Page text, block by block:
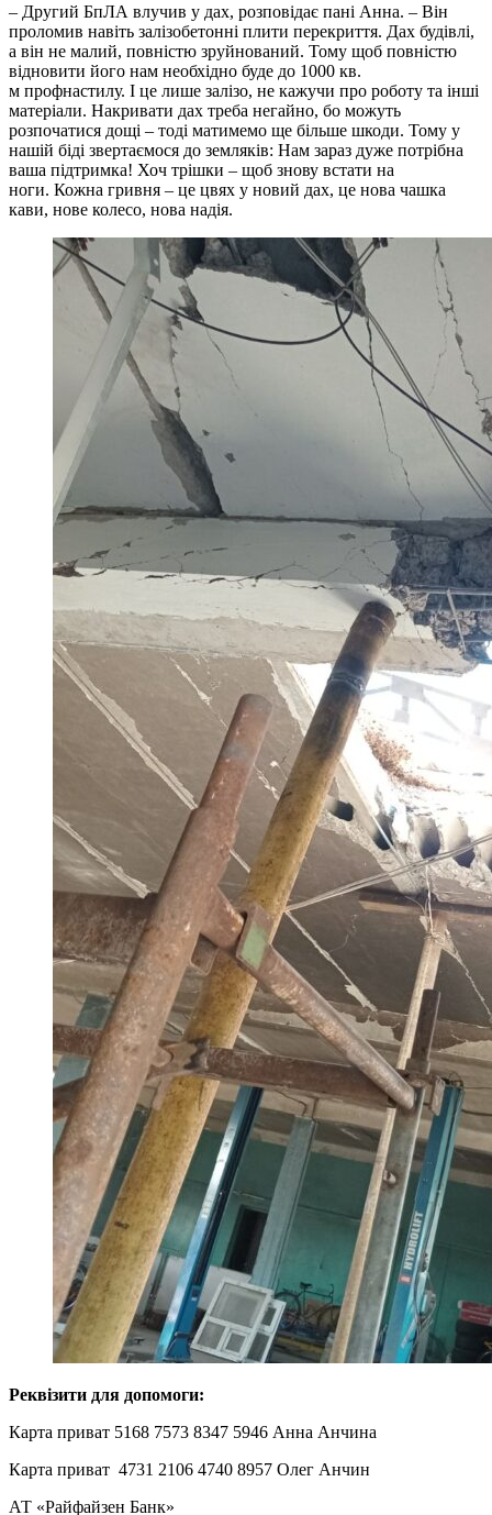
– Другий БпЛА влучив у дах, розповідає пані Анна. – Він
проломив навіть залізобетонні плити перекриття. Дах будівлі,
а він не малий, повністю зруйнований. Тому щоб повністю
відновити його нам необхідно буде до 1000 кв.
м профнастилу. І це лише залізо, не кажучи про роботу та інші
матеріали. Накривати дах треба негайно, бо можуть
розпочатися дощі – тоді матимемо ще більше шкоди. Тому у
нашій біді звертаємося до земляків: Нам зараз дуже потрібна
ваша підтримка! Хоч трішки – щоб знову встати на
ноги. Кожна гривня – це цвях у новий дах, це нова чашка
кави, нове колесо, нова надія.
Реквізити для допомоги:
Карта приват 5168 7573 8347 5946 Анна Анчина
Карта приват 4731 2106 4740 8957 Олег Анчин
АТ «Райфайзен Банк»